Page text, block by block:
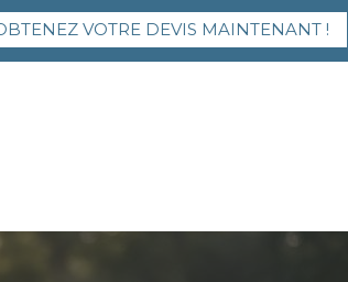
VOTRE DEVIS MAINTENANT !